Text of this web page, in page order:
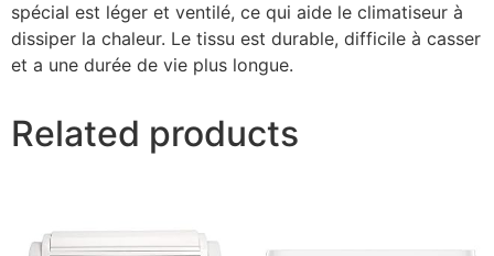
spécial est léger et ventilé, ce qui aide le climatiseur à
dissiper la chaleur. Le tissu est durable, difficile à casser
et a une durée de vie plus longue.
Related products